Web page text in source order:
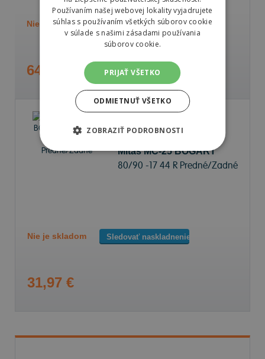
Nie je skladom Sledovať naskladnenie
64,32 €
Mitas MC-25 BOGART
80/90 -17 44 R Predné/Zadné
Nie je skladom Sledovať naskladnenie
31,97 €
Používaním našej webovej lokality vyjadrujete
súhlas s používaním všetkých súborov cookie
v súlade s našimi zásadami používania
súborov cookie.
PRIJAŤ VŠETKO
ODMIETNUŤ VŠETKO
ZOBRAZIŤ PODROBNOSTI